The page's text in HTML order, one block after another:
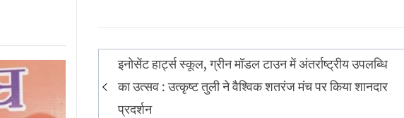
Post
navigation
इनोसेंट हार्ट्स स्कूल, ग्रीन मॉडल टाउन में अंतर्राष्ट्रीय उपलब्धि
का उत्सव : उत्कृष्ट तुली ने वैश्विक शतरंज मंच पर किया शानदार
प्रदर्शन